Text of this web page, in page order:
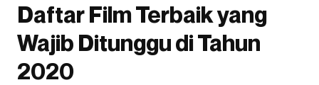
Daftar Film Terbaik yang
Wajib Ditunggu di Tahun
2020